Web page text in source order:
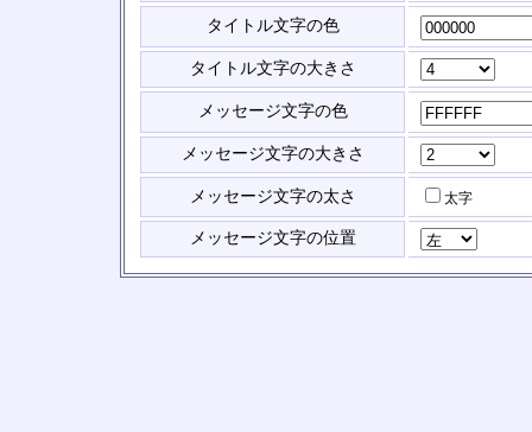
タイトル文字の色
タイトル文字の大きさ
メッセージ文字の色
メッセージ文字の大きさ
メッセージ文字の太さ 太字
メッセージ文字の位置